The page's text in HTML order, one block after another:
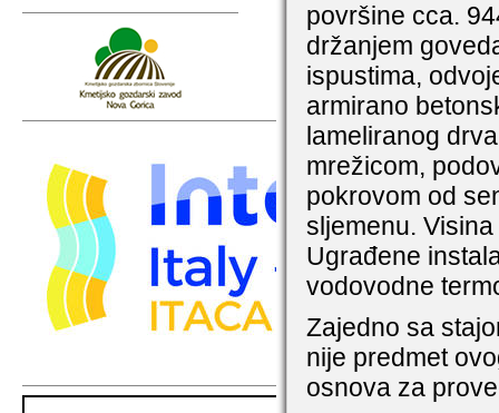
površine cca.
držanjem
ispustima,
armirano
lameliranog
mrežicom,
pokrovom od
sljemenu.
Ugrađene
vodovodne
Zajedno sa
nije predmet
osnova za